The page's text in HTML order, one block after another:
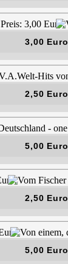
3,00 Euro
2,50 Euro
5,00 Euro
2,50 Euro
5,00 Euro